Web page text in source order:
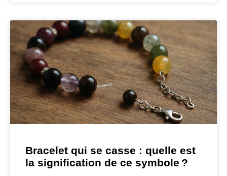
Bracelet qui se casse : quelle est
la signification de ce symbole ?